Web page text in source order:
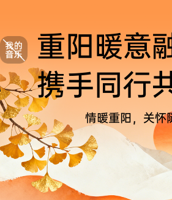
重阳暖意
携手同行
情暖重阳，关怀